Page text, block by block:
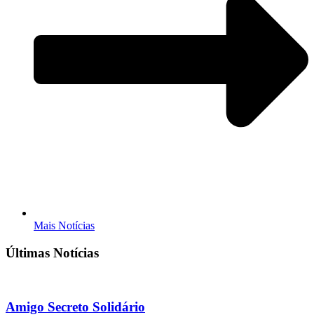
Mais Notícias
Últimas Notícias
Amigo Secreto Solidário